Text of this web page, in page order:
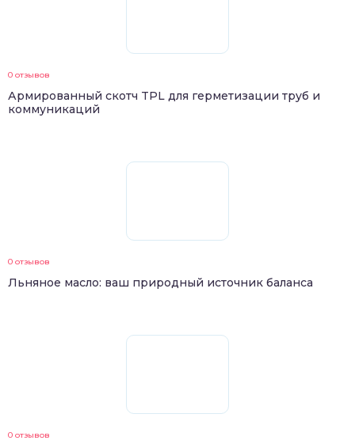
0 отзывов
Армированный скотч TPL для герметизации труб и
коммуникаций
0 отзывов
Льняное масло: ваш природный источник баланса
0 отзывов